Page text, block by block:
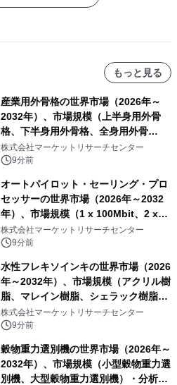
もっと見る
産業用外骨格の世界市場（2026年～
2032年）、市場規模（上半身用外骨
格、下半身用外骨格、全身用外骨
格）・分析レポートを発表
株式会社マーケットリサーチセンター
9分前
オートパイロット・セーリング・プロ
セッサーの世界市場（2026年～2032
年）、市場規模（1 x 100Mbit、2 x
100Mbit）・分析レポートを発表
株式会社マーケットリサーチセンター
9分前
水性フレキソインキの世界市場（2026
年～2032年）、市場規模（アクリル樹
脂、マレイン樹脂、シェラック樹脂、
その他）・分析レポートを発表
株式会社マーケットリサーチセンター
9分前
穀物重力選別機の世界市場（2026年～
2032年）、市場規模（小型穀物重力選
別機、大型穀物重力選別機）・分析レ